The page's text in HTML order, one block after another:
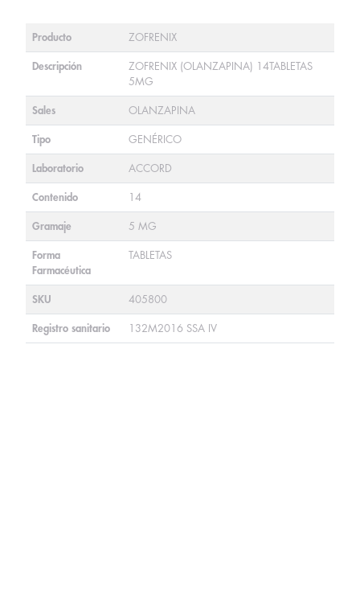
Producto ZOFRENIX
Descripción
ZOFRENIX (OLANZAPINA) 14TABLETAS
5MG
Sales OLANZAPINA
Tipo GENÉRICO
Laboratorio ACCORD
Contenido 14
Gramaje 5 MG
Forma
Farmacéutica
TABLETAS
SKU 405800
Registro sanitario 132M2016 SSA IV